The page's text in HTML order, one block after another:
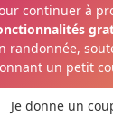
de la cuesta
vous
sur le Lac de
continuer à
randonnée,
un petit
Je donne un